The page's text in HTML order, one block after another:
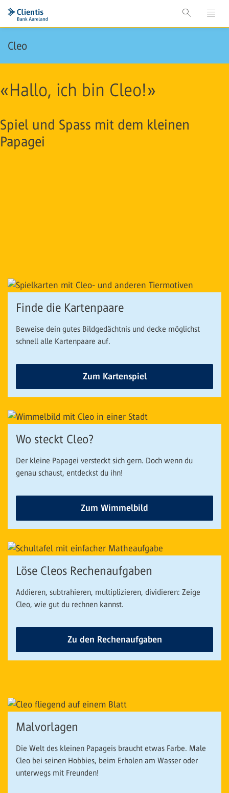
Cleo
«Hallo, ich bin Cleo!»
Spiel und Spass mit dem kleinen
Papagei
Finde die Kartenpaare
Beweise dein gutes Bildgedächtnis und decke möglichst
schnell alle Kartenpaare auf.
Zum Kartenspiel
Wo steckt Cleo?
Der kleine Papagei versteckt sich gern. Doch wenn du
genau schaust, entdeckst du ihn!
Zum Wimmelbild
Löse Cleos Rechenaufgaben
Addieren, subtrahieren, multiplizieren, dividieren: Zeige
Cleo, wie gut du rechnen kannst.
Zu den Rechenaufgaben
Malvorlagen
Die Welt des kleinen Papageis braucht etwas Farbe. Male
Cleo bei seinen Hobbies, beim Erholen am Wasser oder
unterwegs mit Freunden!